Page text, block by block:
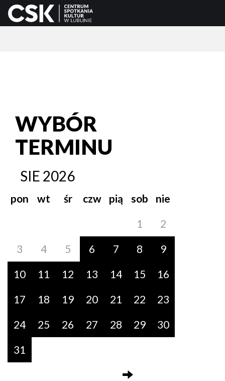
WYBÓR
TERMINU
SIE 2026
pon wt śr czw pią sob
nie
1
2
3
4 5 6 7 8
9
10
11 12 13 14 15
16
17
18 19 20 21 22
23
24
25 26 27 28 29
30
31